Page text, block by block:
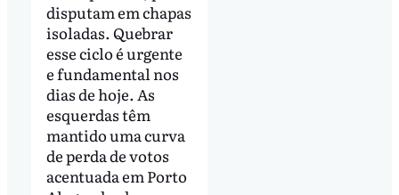
disputam em chapas
isoladas. Quebrar
esse ciclo é urgente
e fundamental nos
dias de hoje. As
esquerdas têm
mantido uma curva
de perda de votos
acentuada em Porto